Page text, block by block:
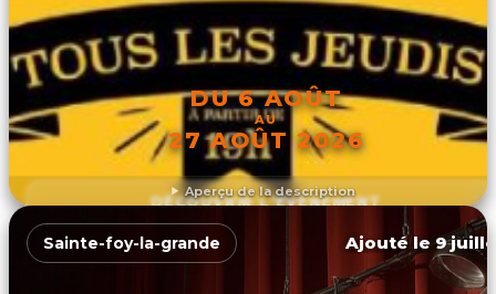
Aperçu de la description
DU 6 AOÛT
AU
27 AOÛT 2026
DÉCOUVRIR L'ÉVÉNEMENT
Sainte-foy-la-grande Ajouté le 9